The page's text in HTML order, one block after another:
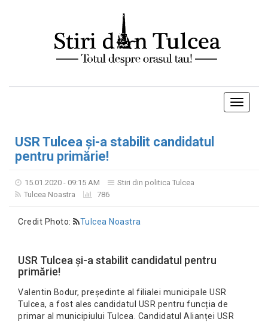
Toggle
USR Tulcea și-a stabilit candidatul
pentru primărie!
15.01.2020 - 09:15 AM
Stiri din politica Tulcea
Tulcea Noastra
786
Credit Photo: Tulcea Noastra
USR Tulcea și-a stabilit candidatul pentru
primărie!
Valentin Bodur, președinte al filialei municipale USR
Tulcea, a fost ales candidatul USR pentru funcția de
primar al municipiului Tulcea. Candidatul Alianței USR